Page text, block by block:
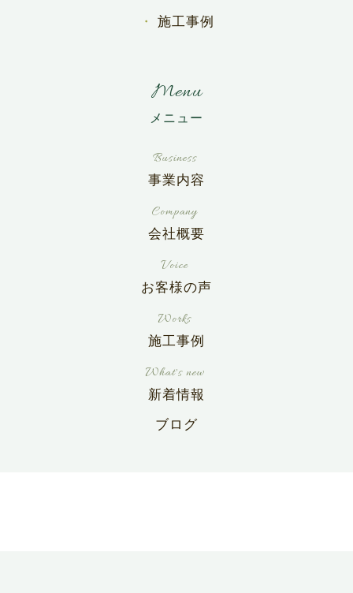
施工事例
Menu
事業内容
会社概要
お客様の声
施工事例
新着情報
ブログ